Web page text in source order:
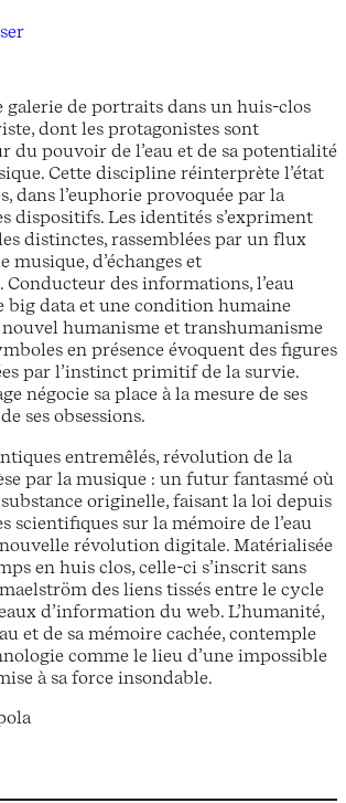
galerie de portraits dans un huis-clos
dont les protagonistes sont
du pouvoir de l’eau et de sa potentialité
Cette discipline réinterprète l’état
dans l’euphorie provoquée par la
dispositifs. Les identités s’expriment
distinctes, rassemblées par un flux
musique, d’échanges et
des informations, l’eau
big data et une condition humaine
humanisme et transhumanisme
en présence évoquent des figures
par l’instinct primitif de la survie.
négocie sa place à la mesure de ses
ses obsessions.
entremêlés, révolution de la
par la musique : un futur fantasmé où
originelle, faisant la loi depuis
scientifiques sur la mémoire de l’eau
révolution digitale. Matérialisée
en huis clos, celle-ci s’inscrit sans
des liens tissés entre le cycle
d’information du web. L’humanité,
et de sa mémoire cachée, contemple
comme le lieu d’une impossible
à sa force insondable.